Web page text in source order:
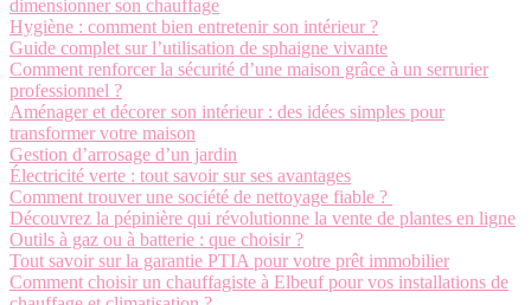
dimensionner son chauffage
Hygiène : comment bien entretenir son intérieur ?
Guide complet sur l’utilisation de sphaigne vivante
Comment renforcer la sécurité d’une maison grâce à un serrurier
professionnel ?
Aménager et décorer son intérieur : des idées simples pour
transformer votre maison
Gestion d’arrosage d’un jardin
Électricité verte : tout savoir sur ses avantages
Comment trouver une société de nettoyage fiable ?
Découvrez la pépinière qui révolutionne la vente de plantes en ligne
Outils à gaz ou à batterie : que choisir ?
Tout savoir sur la garantie PTIA pour votre prêt immobilier
Comment choisir un chauffagiste à Elbeuf pour vos installations de